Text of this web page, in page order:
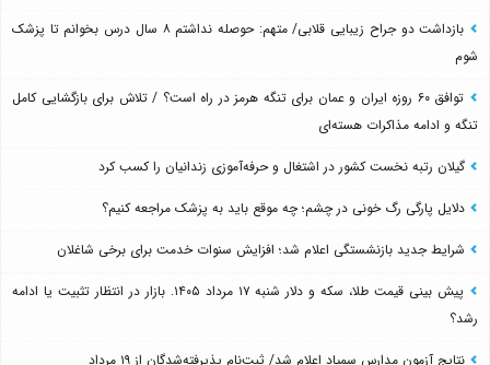
بازداشت دو جراح زیبایی قلابی/ متهم: حوصله نداشتم ۸ سال درس بخوانم تا پزشک
شوم
توافق ۶۰ روزه ایران و عمان برای تنگه هرمز در راه است؟ / تلاش برای بازگشایی کامل
تنگه و ادامه مذاکرات هسته‌ای
گیلان رتبه نخست کشور در اشتغال و حرفه‌آموزی زندانیان را کسب کرد
دلایل پارگی رگ خونی در چشم؛ چه موقع باید به پزشک مراجعه کنیم؟
شرایط جدید بازنشستگی اعلام شد؛ افزایش سنوات خدمت برای برخی شاغلان
پیش بینی قیمت طلا، سکه و دلار شنبه ۱۷ مرداد ۱۴۰۵. بازار در انتظار تثبیت یا ادامه
رشد؟
نتایج آزمون مدارس سمپاد اعلام شد/ ثبت‌نام پذیرفته‌شدگان از ۱۹ مرداد